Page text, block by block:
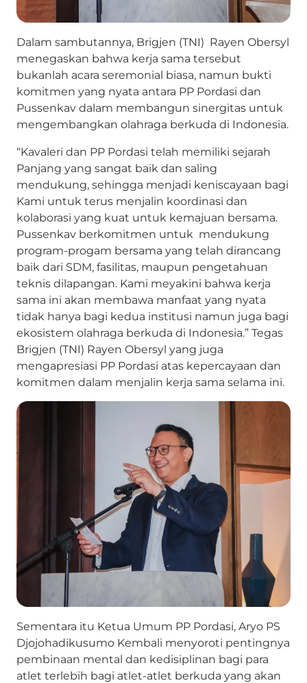
Dalam sambutannya, Brigjen (TNI) Rayen Obersyl
menegaskan bahwa kerja sama tersebut
bukanlah acara seremonial biasa, namun bukti
komitmen yang nyata antara PP Pordasi dan
Pussenkav dalam membangun sinergitas untuk
mengembangkan olahraga berkuda di Indonesia.
“Kavaleri dan PP Pordasi telah memiliki sejarah
Panjang yang sangat baik dan saling
mendukung, sehingga menjadi keniscayaan bagi
Kami untuk terus menjalin koordinasi dan
kolaborasi yang kuat untuk kemajuan bersama.
Pussenkav berkomitmen untuk mendukung
program-progam bersama yang telah dirancang
baik dari SDM, fasilitas, maupun pengetahuan
teknis dilapangan. Kami meyakini bahwa kerja
sama ini akan membawa manfaat yang nyata
tidak hanya bagi kedua institusi namun juga bagi
ekosistem olahraga berkuda di Indonesia.” Tegas
Brigjen (TNI) Rayen Obersyl yang juga
mengapresiasi PP Pordasi atas kepercayaan dan
komitmen dalam menjalin kerja sama selama ini.
Sementara itu Ketua Umum PP Pordasi, Aryo PS
Djojohadikusumo Kembali menyoroti pentingnya
pembinaan mental dan kedisiplinan bagi para
atlet terlebih bagi atlet-atlet berkuda yang akan